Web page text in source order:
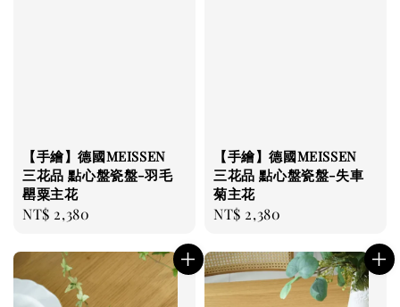
【手繪】德國MEISSEN
三花品 點心盤瓷盤-羽毛
罌粟主花
Regular
NT$ 2,380
【手繪】德國MEISSEN
三花品 點心盤瓷盤-失車
菊主花
Regular
NT$ 2,380